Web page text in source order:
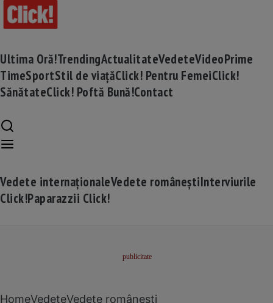
Ultima Oră!TrendingActualitateVedeteVideoPrime
TimeSportStil de viațăClick! Pentru FemeiClick!
SănătateClick! Poftă Bună!Contact
Vedete internaționaleVedete româneștiInterviurile
Click!Paparazzii Click!
HomeVedeteVedete românești